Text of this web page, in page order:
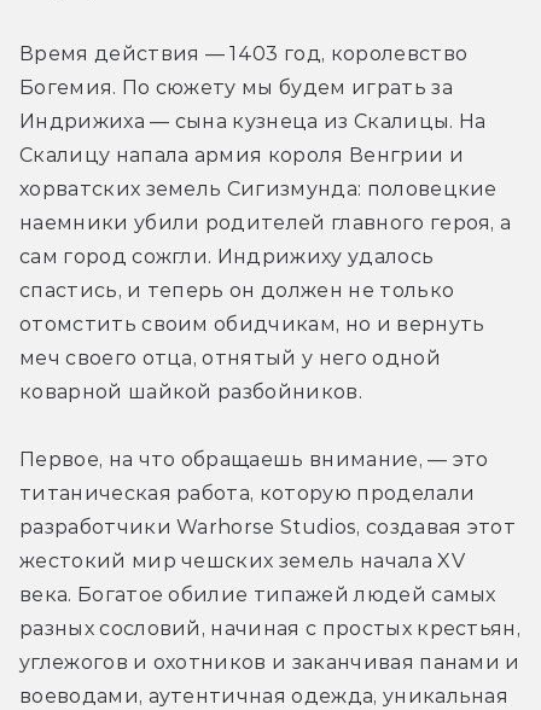
Время действия — 1403 год, королевство
Богемия. По сюжету мы будем играть за
Индрижиха — сына кузнеца из Скалицы. На
Скалицу напала армия короля Венгрии и
хорватских земель Сигизмунда: половецкие
наемники убили родителей главного героя, а
сам город сожгли. Индрижиху удалось
спастись, и теперь он должен не только
отомстить своим обидчикам, но и вернуть
меч своего отца, отнятый у него одной
коварной шайкой разбойников.
Первое, на что обращаешь внимание, — это
титаническая работа, которую проделали
разработчики Warhorse Studios, создавая этот
жестокий мир чешских земель начала XV
века. Богатое обилие типажей людей самых
разных сословий, начиная с простых крестьян,
углежогов и охотников и заканчивая панами и
воеводами, аутентичная одежда, уникальная